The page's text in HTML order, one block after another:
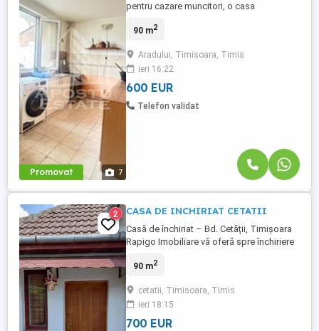
Promovat 7
pentru cazare muncitori, o casa
10 locuri si loc de parcare in Calea
suprafata de 90 mp utili si o curte de 200
mp. Compartimentare: Parter -hol -
sufragerie -baie Etaj -living -3 dormitoare
90 m2
Aradului, Timisoara, Timis
ieri 16:22
600 EUR
Telefon validat
2 CASA DE INCHIRIAT CETATII
Casă de închiriat – Bd. Cetății, Timișoara
Rapigo Imobiliare vă oferă spre închiriere
de aproximativ 90 mp, situată într-o zonă
rapid către centrul orașului și principalele
puncte de interes. ✨ Detalii proprietate: ✔
...
90 m2
cetatii, Timisoara, Timis
ieri 18:15
700 EUR